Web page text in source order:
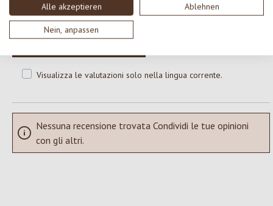
Alle akzeptieren Ablehnen
Nein, anpassen
Condividi le tue esperienze con il prodotto con altri clienti.
SCRIVERE UNA RECENSIONE
Visualizza le valutazioni solo nella lingua corrente.
Nessuna recensione trovata Condividi le tue opinioni
con gli altri.